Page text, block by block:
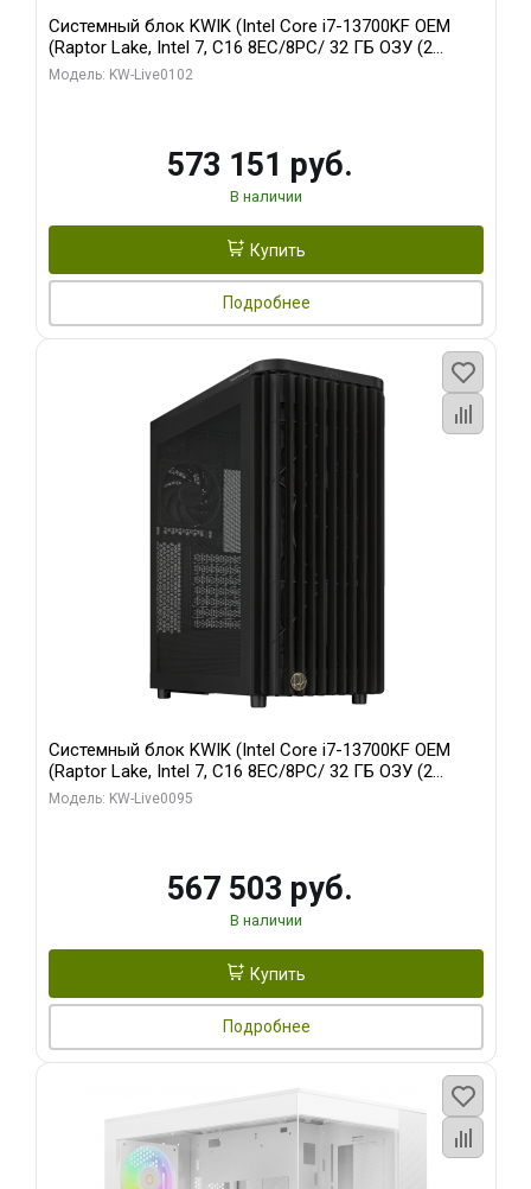
Системный блок KWIK (Intel Core i7-13700KF OEM
(Raptor Lake, Intel 7, C16 8EC/8PC/ 32 ГБ ОЗУ (2
модуля)/ Afox RTX4090 24GB GDDR6X 384-Bit 3xDP
Модель: KW-Live0102
573 151 руб.
В наличии
Купить
Подробнее
Системный блок KWIK (Intel Core i7-13700KF OEM
(Raptor Lake, Intel 7, C16 8EC/8PC/ 32 ГБ ОЗУ (2
модуля)/ Afox RTX4090 24GB GDDR6X 384-Bit 3xDP
Модель: KW-Live0095
567 503 руб.
В наличии
Купить
Подробнее